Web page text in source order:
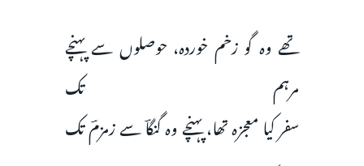
تھے وہ گو زخم خوردہ، حوصلوں سے پہنچے
مرہم تک
سفر کیا معجزہ تھا، پہنچے وہ گنگاؔ سے زمزمؔ تک